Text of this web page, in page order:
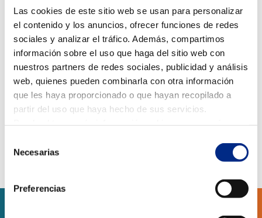
Las cookies de este sitio web se usan para personalizar
el contenido y los anuncios, ofrecer funciones de redes
sociales y analizar el tráfico. Además, compartimos
información sobre el uso que haga del sitio web con
nuestros partners de redes sociales, publicidad y análisis
web, quienes pueden combinarla con otra información
que les haya proporcionado o que hayan recopilado a
partir del uso que haya hecho de sus servicios.
Necesarias
Preferencias
Actualización de las tarifas de Aire Acondicionado de
Daikin España para este año 2016
Link:https://es.scribd.com/doc/293429913/Daikin-
Tarifa-2016-Aire-Acondicionado